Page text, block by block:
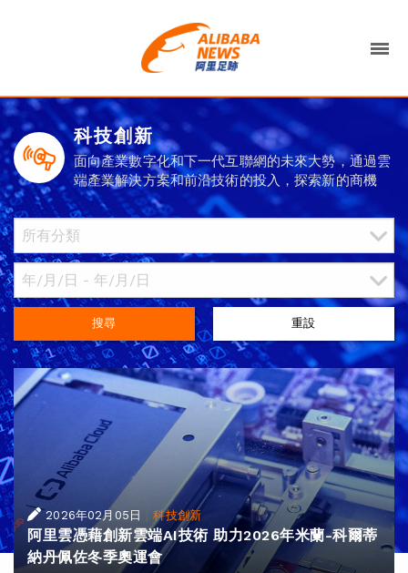
科技創新
面向產業數字化和下一代互聯網的未來大勢，通過雲
端產業解決方案和前沿技術的投入，探索新的商機
搜尋 重設
2026年02月05日 |科技創新
阿里雲憑藉創新雲端AI技術 助力2026年米蘭-科爾蒂
納丹佩佐冬季奧運會